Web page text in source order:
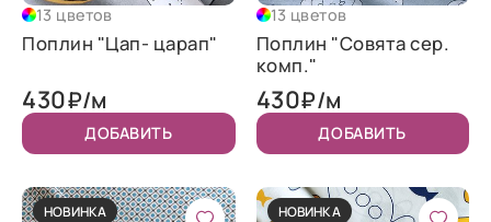
13 цветов
Поплин "Цап- царап"
430₽/м
ДОБАВИТЬ
13 цветов
Поплин "Совята сер.
комп."
430₽/м
ДОБАВИТЬ
НОВИНКА
НОВИНКА